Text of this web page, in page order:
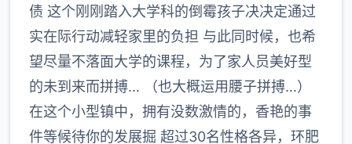
债 这个刚刚踏入大学科的倒霉孩子决决定通过
实在际行动减轻家里的负担 与此同时候，也希
望尽量不落面大学的课程，为了家人员美好型
的未到来而拼搏… （也大概运用腰子拼搏…）
在这个小型镇中，拥有没数激情的，香艳的事
件等候待你的发展掘 超过30名性格各异，环肥